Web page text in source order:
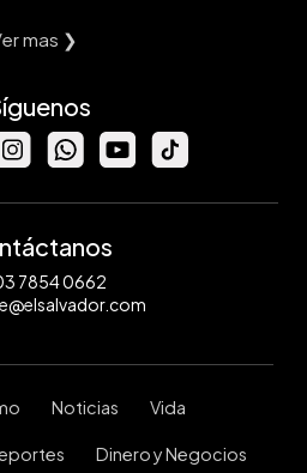
mas ❯
7854 0662
Noticias Vida
Dinero y Negocios